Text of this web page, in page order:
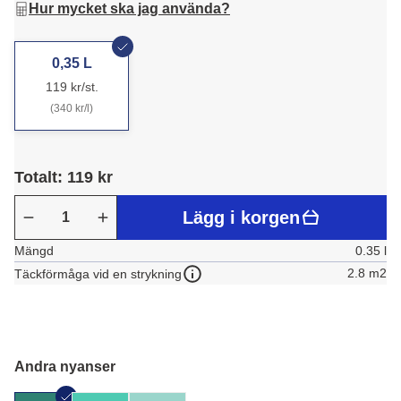
Hur mycket ska jag använda?
0,35 L
119 kr/st.
(340 kr/l)
Totalt: 119 kr
Lägg i korgen
Mängd
0.35 l
Täckförmåga vid en strykning
2.8 m2
Andra nyanser